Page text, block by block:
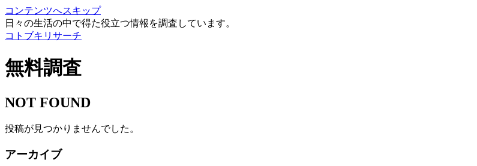
コンテンツへスキップ
日々の生活の中で得た役立つ情報を調査しています。
コトブキリサーチ
無料調査
NOT FOUND
投稿が見つかりませんでした。
アーカイブ